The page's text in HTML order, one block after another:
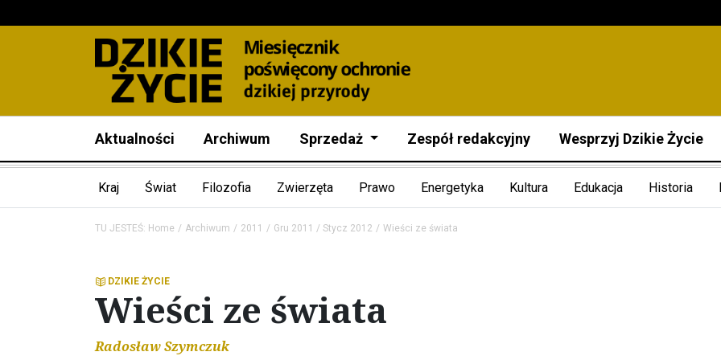
Aktualności Archiwum Sprzedaż Zespół redakcyjny Wesprzyj Dzikie Życie
Kraj Świat Filozofia Zwierzęta Prawo Energetyka Kultura Edukacja Historia
TU JESTEŚ: Home Archiwum 2011 Gru 2011 / Stycz 2012 Wieści ze świata
DZIKIE ŻYCIE
Wieści ze świata
Radosław Szymczuk